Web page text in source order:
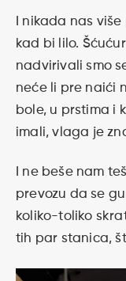
I nikada nas
kad bi lilo.
nadvirivali smo
neće li pre naići
bole, u prstima i
imali, vlaga je
I ne beše nam
prevozu da se
koliko-toliko
tih par stanica,